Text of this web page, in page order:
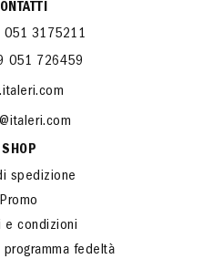
051 3175211
051 726459
SHOP
spedizione
Promo
e condizioni
programma fedeltà